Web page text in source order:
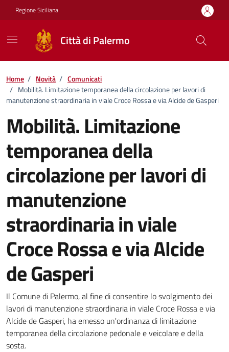
Vai ai contenuti
Vai al footer
Regione Siciliana
Città di Palermo
Home / Novità / Comunicati
/ Mobilità. Limitazione temporanea della circolazione per lavori di
manutenzione straordinaria in viale Croce Rossa e via Alcide de Gasperi
Mobilità. Limitazione
temporanea della
circolazione per lavori di
manutenzione
straordinaria in viale
Croce Rossa e via Alcide
de Gasperi
Dettagli della notizia
Il Comune di Palermo, al fine di consentire lo svolgimento dei
lavori di manutenzione straordinaria in viale Croce Rossa e via
Alcide de Gasperi, ha emesso un'ordinanza di limitazione
temporanea della circolazione pedonale e veicolare e della
sosta.